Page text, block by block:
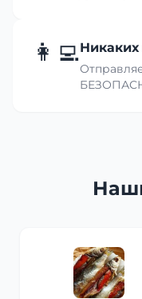
👩‍💻